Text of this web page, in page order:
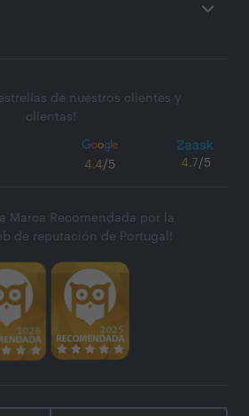
de nuestros clientes y
clientas!
4.4/5 4.7/5
Marca Recomendada por la
de reputación de Portugal!